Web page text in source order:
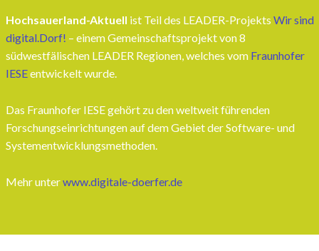
Hochsauerland-Aktuell ist Teil des LEADER-Projekts Wir sind
digital.Dorf! – einem Gemeinschaftsprojekt von 8
südwestfälischen LEADER Regionen, welches vom Fraunhofer
IESEentwickelt wurde.
Das Fraunhofer IESE gehört zu den weltweit führenden
Forschungseinrichtungen auf dem Gebiet der Software- und
Systementwicklungsmethoden.
Mehr unterwww.digitale-doerfer.de